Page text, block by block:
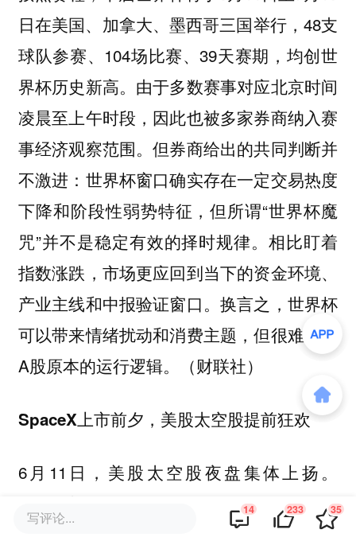
日在美国、加拿大、墨西哥三国举行，48支
球队参赛、104场比赛、39天赛期，均创世
界杯历史新高。由于多数赛事对应北京时间
凌晨至上午时段，因此也被多家券商纳入赛
事经济观察范围。但券商给出的共同判断并
不激进：世界杯窗口确实存在一定交易热度
下降和阶段性弱势特征，但所谓“世界杯魔
咒”并不是稳定有效的择时规律。相比盯着
指数涨跌，市场更应回到当下的资金环境、
产业主线和中报验证窗口。换言之，世界杯
可以带来情绪扰动和消费主题，但很难改变
A股原本的运行逻辑。（财联社）
SpaceX上市前夕，美股太空股提前狂欢
6月11日，美股太空股夜盘集体上扬。
DXYZ涨超8%，Rocket Lab（RKLB.US）、
AST SpaceMobile（ASTS.US）、
写评论... 14 233 35